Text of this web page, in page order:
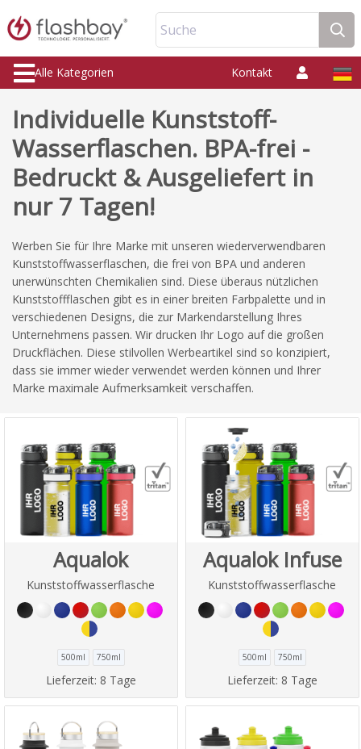
Suche
Alle Kategorien Kontakt
Individuelle Kunststoff-
Wasserflaschen. BPA-frei -
Bedruckt & Ausgeliefert in
nur 7 Tagen!
Werben Sie für Ihre Marke mit unseren wiederverwendbaren
Kunststoffwasserflaschen, die frei von BPA und anderen
unerwünschten Chemikalien sind. Diese überaus nützlichen
Kunststoffflaschen gibt es in einer breiten Farbpalette und in
verschiedenen Designs, die zur Markendarstellung Ihres
Unternehmens passen. Wir drucken Ihr Logo auf die großen
Druckflächen. Diese stilvollen Werbeartikel sind so konzipiert,
dass sie immer wieder verwendet werden können und Ihrer
Marke maximale Aufmerksamkeit verschaffen.
Aqualok
Kunststoffwasserflasche
500ml 750ml
Lieferzeit: 8 Tage
Aqualok Infuse
Kunststoffwasserflasche
500ml 750ml
Lieferzeit: 8 Tage